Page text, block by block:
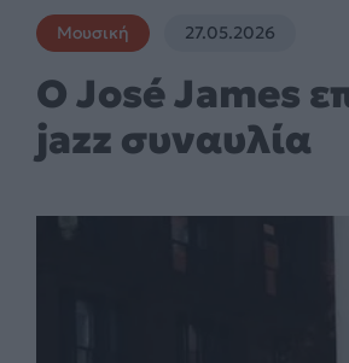
Μουσική 27.05.2026
Ο José James
jazz συναυλία